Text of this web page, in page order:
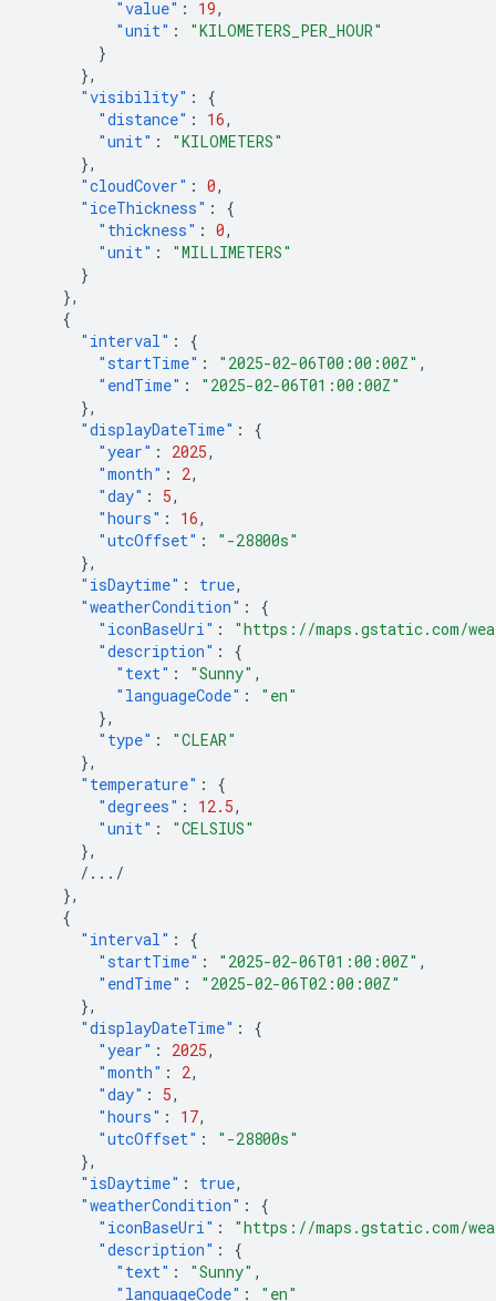
"value" : 19,
"unit" :
"KILOMETERS_PER_HOUR"
}
},
"visibility" :
{
"distance" : 16,
"unit" :
"KILOMETERS"
},
"cloudCover" : 0,
"iceThickness" :
{
"thickness" : 0,
"unit" :
"MILLIMETERS"
}
},
{
"interval" :
{
"startTime" : "2025-02-06T00:00:00Z" ,
"endTime" :
"2025-02-06T01:00:00Z"
},
"displayDateTime" :
{
"year" : 2025,
"month" : 2,
"day" : 5,
"hours" : 16,
"utcOffset" :
"-28800s"
},
"isDaytime" : true,
"weatherCondition" :
{
"iconBaseUri" :
"https://maps.gstatic.com/
"description" :
{
"text" : "Sunny" ,
"languageCode" :
"en"
},
"type" :
"CLEAR"
},
"temperature" :
{
"degrees" : 12.5,
"unit" :
"CELSIUS"
},
/.../
},
{
"interval" :
{
"startTime" : "2025-02-06T01:00:00Z" ,
"endTime" :
"2025-02-06T02:00:00Z"
},
"displayDateTime" :
{
"year" : 2025,
"month" : 2,
"day" : 5,
"hours" : 17,
"utcOffset" :
"-28800s"
},
"isDaytime" : true,
"weatherCondition" :
{
"iconBaseUri" :
"https://maps.gstatic.com/
"description" :
{
"text" : "Sunny" ,
"languageCode" :
"en"